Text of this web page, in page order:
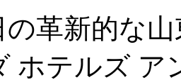
の革新的な
ホテルズ ア